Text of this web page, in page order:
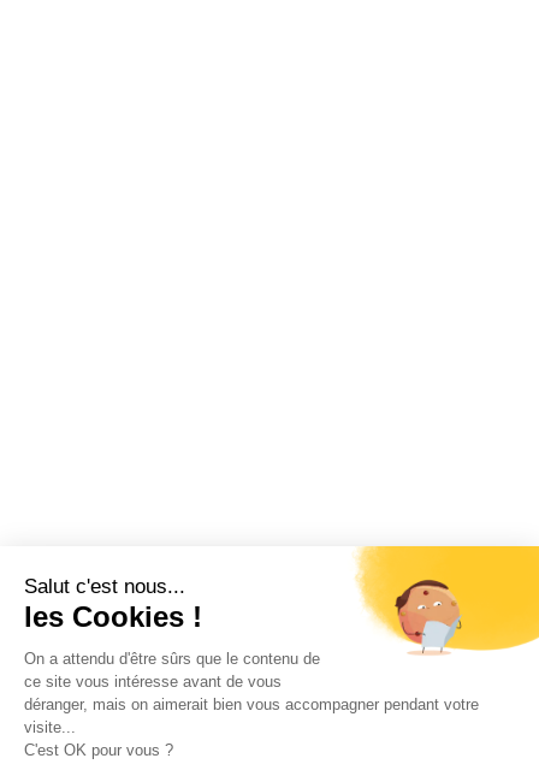
Salut c'est nous...
les Cookies !
On a attendu d'être sûrs que le contenu de
ce site vous intéresse avant de vous
déranger, mais on aimerait bien vous accompagner pendant votre
visite...
C'est OK pour vous ?